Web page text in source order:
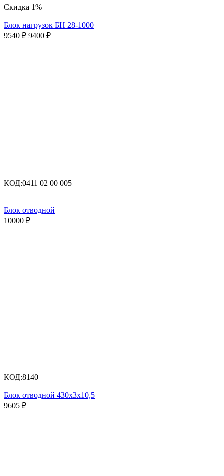
Скидка 1%
Блок нагрузок БН 28-1000
9540 ₽ 9400 ₽
КОД:0411 02 00 005
Блок отводной
10000 ₽
КОД:8140
Блок отводной 430х3х10,5
9605 ₽